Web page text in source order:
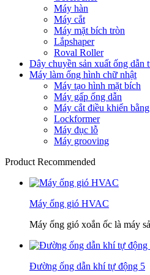
Máy hàn
Máy cắt
Máy mặt bích tròn
Lắpshaper
Roval Roller
Dây chuyền sản xuất ống dẫn
Máy làm ống hình chữ nhật
Máy tạo hình mặt bích
Máy gấp ống dẫn
Máy cắt điều khiển
Lockformer
Máy đục lỗ
Máy grooving
Product Recommended
Máy ống gió HVAC
Máy ống gió xoắn ốc là máy
Đường ống dẫn khí tự động 5